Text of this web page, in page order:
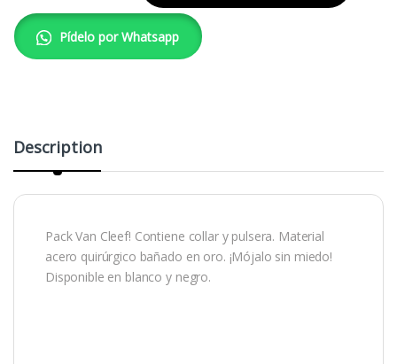
Pídelo por Whatsapp
Description
Pack Van Cleef! Contiene collar y pulsera. Material
acero quirúrgico bañado en oro. ¡Mójalo sin miedo!
Disponible en blanco y negro.